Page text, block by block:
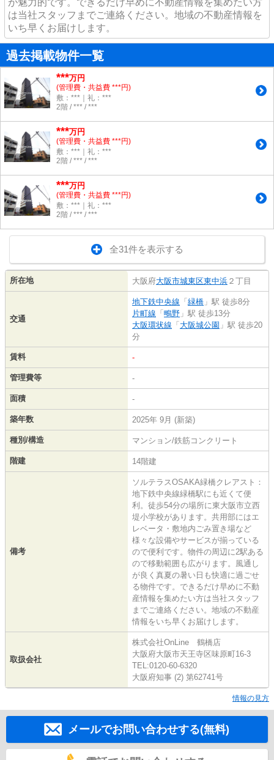
が魅力的です。できるだけ早めに不動産情報を集めたい方
は当社スタッフまでご連絡ください。地域の不動産情報を
いち早くお届けします。
過去掲載物件一覧
***万円
(管理費・共益費 ***円)
敷：***｜礼：***
2階 / *** / ***
***万円
(管理費・共益費 ***円)
敷：***｜礼：***
2階 / *** / ***
***万円
(管理費・共益費 ***円)
敷：***｜礼：***
2階 / *** / ***
全31件を表示する
所在地 大阪府大阪市城東区東中浜 ２丁目
交通
地下鉄中央線 「 緑橋 」駅 徒歩8分
片町線 「 鴫野 」駅 徒歩13分
大阪環状線 「 大阪城公園 」駅 徒歩20
分
賃料 -
管理費等 -
面積 -
築年数 2025年 9月 (新築)
種別/構造 マンション/鉄筋コンクリート
階建 14階建
備考
ソルテラスOSAKA緑橋クレアスト：
地下鉄中央線緑橋駅にも近くて便
利。徒歩54分の場所に東大阪市立西
堤小学校があります。共用部にはエ
レベータ・敷地内ごみ置き場など
様々な設備やサービスが揃っている
ので便利です。物件の周辺に2駅ある
ので移動範囲も広がります。風通し
が良く真夏の暑い日も快適に過ごせ
る物件です。できるだけ早めに不動
産情報を集めたい方は当社スタッフ
までご連絡ください。地域の不動産
情報をいち早くお届けします。
取扱会社
株式会社OnLine 鶴橋店
大阪府大阪市天王寺区味原町16-3
TEL:0120-60-6320
大阪府知事 (2) 第62741号
情報の見方
メールでお問い合わせする(無料)